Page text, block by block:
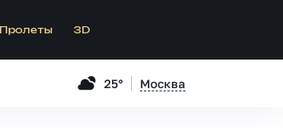
Пролеты 3D
25° Москва